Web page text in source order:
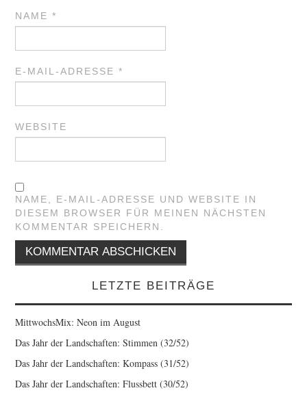
NAME*
E-MAIL-ADRESSE*
WEBSITE
NAME, E-MAIL-ADRESSE UND WEBSITE IN
DIESEM BROWSER FÜR MEINEN NÄCHSTEN
KOMMENTAR SPEICHERN.
LETZTE BEITRÄGE
MittwochsMix: Neon im August
Das Jahr der Landschaften: Stimmen (32/52)
Das Jahr der Landschaften: Kompass (31/52)
Das Jahr der Landschaften: Flussbett (30/52)